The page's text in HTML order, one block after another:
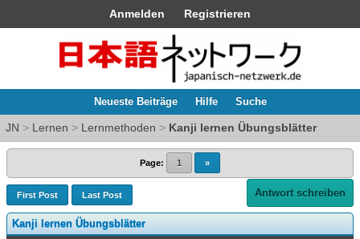
Anmelden Registrieren
Neueste Beiträge Hilfe Suche
JN > Lernen > Lernmethoden > Kanji lernen Übungsblätter
Page: 1 »
First Post Last Post Antwort schreiben
Kanji lernen Übungsblätter